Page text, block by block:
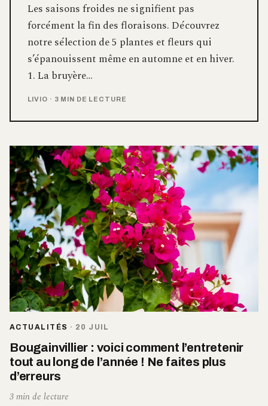
Les saisons froides ne signifient pas
forcément la fin des floraisons. Découvrez
notre sélection de 5 plantes et fleurs qui
s’épanouissent même en automne et en hiver.
1. La bruyère…
LIVIO · 3 MIN DE LECTURE
ACTUALITÉS · 20 JUIL
Bougainvillier : voici comment l’entretenir
tout au long de l’année ! Ne faites plus
d’erreurs
3 min de lecture